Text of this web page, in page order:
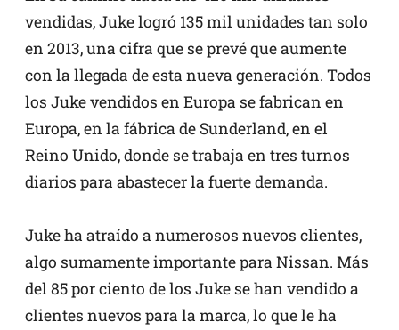
vendidas, Juke logró 135 mil unidades tan solo
en 2013, una cifra que se prevé que aumente
con la llegada de esta nueva generación. Todos
los Juke vendidos en Europa se fabrican en
Europa, en la fábrica de Sunderland, en el
Reino Unido, donde se trabaja en tres turnos
diarios para abastecer la fuerte demanda.
Juke ha atraído a numerosos nuevos clientes,
algo sumamente importante para Nissan. Más
del 85 por ciento de los Juke se han vendido a
clientes nuevos para la marca, lo que le ha